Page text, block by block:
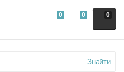
0
0 0
Знайти